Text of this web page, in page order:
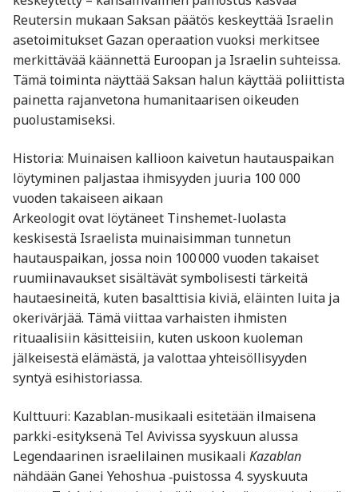
Reutersin mukaan Saksan päätös keskeyttää Israelin
asetoimitukset Gazan operaation vuoksi merkitsee
merkittävää käännettä Euroopan ja Israelin suhteissa.
Tämä toiminta näyttää Saksan halun käyttää poliittista
painetta rajanvetona humanitaarisen oikeuden
puolustamiseksi.
Historia: Muinaisen kallioon kaivetun hautauspaikan
löytyminen paljastaa ihmisyyden juuria 100 000
vuoden takaiseen aikaan
Arkeologit ovat löytäneet Tinshemet-luolasta
keskisestä Israelista muinaisimman tunnetun
hautauspaikan, jossa noin 100 000 vuoden takaiset
ruumiinavaukset sisältävät symbolisesti tärkeitä
hautaesineitä, kuten basalttisia kiviä, eläinten luita ja
okerivärjää. Tämä viittaa varhaisten ihmisten
rituaalisiin käsitteisiin, kuten uskoon kuoleman
jälkeisestä elämästä, ja valottaa yhteisöllisyyden
syntyä esihistoriassa.
Kulttuuri: Kazablan-musikaali esitetään ilmaisena
parkki-esityksenä Tel Avivissa syyskuun alussa
Legendaarinen israelilainen musikaali Kazablan
nähdään Ganei Yehoshua ‑puistossa 4. syyskuuta